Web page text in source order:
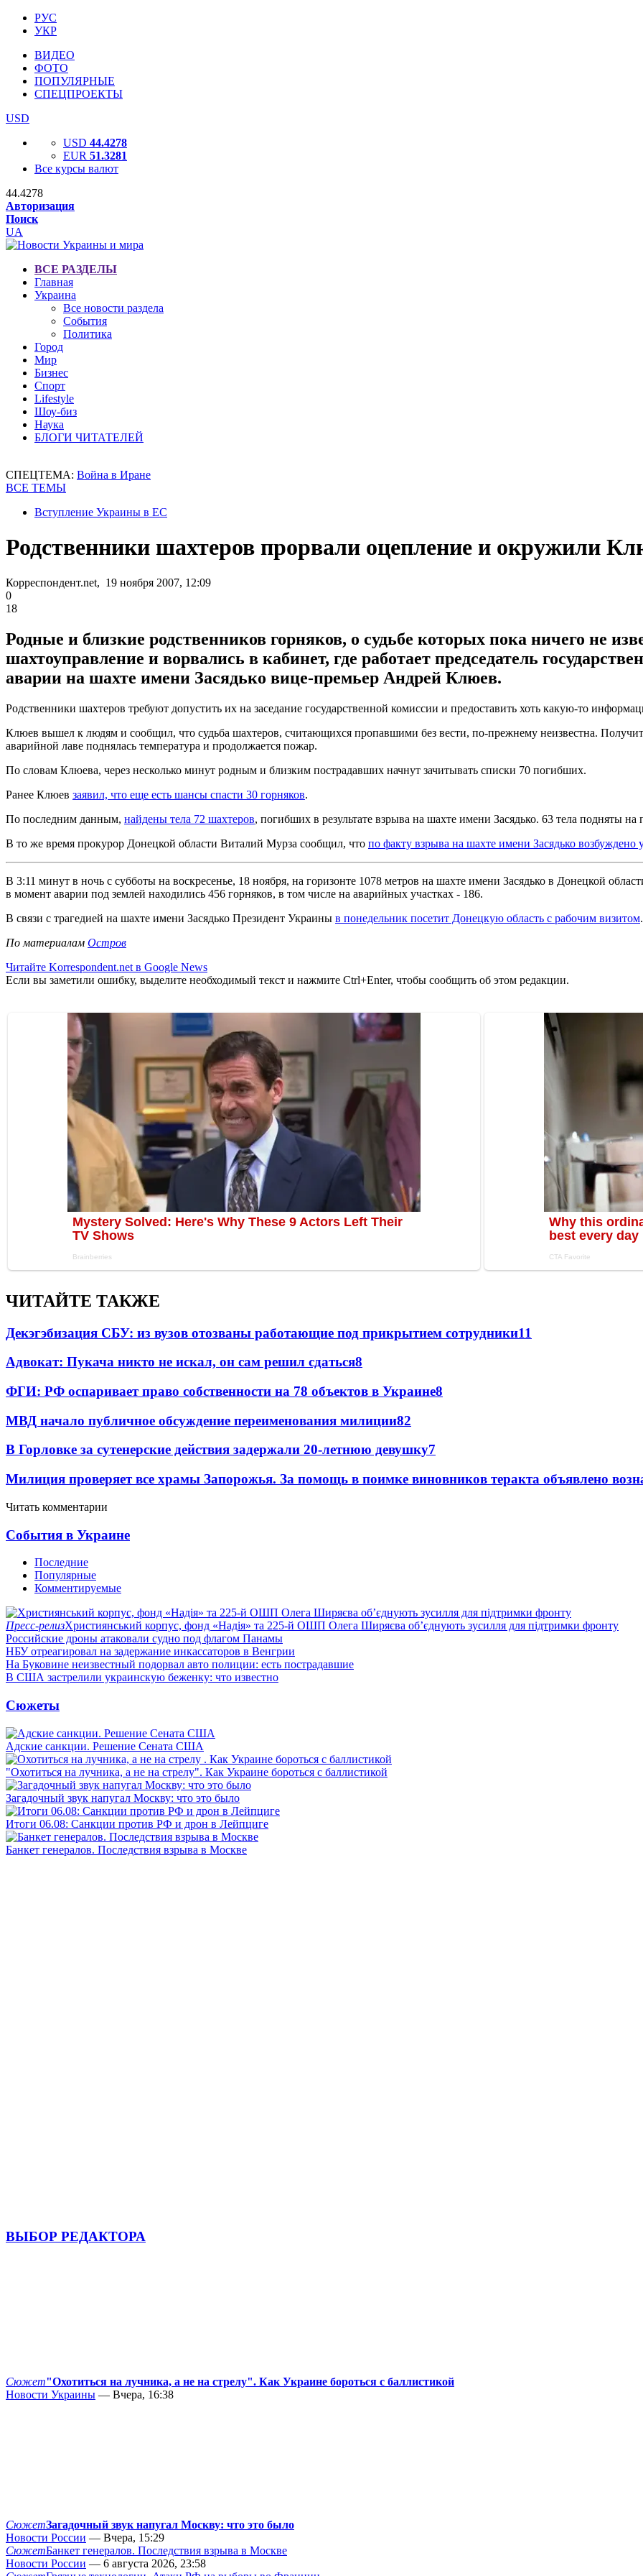
РУС
УКР
ВИДЕО
ФОТО
ПОПУЛЯРНЫЕ
СПЕЦПРОЕКТЫ
USD
USD 44.4278
EUR 51.3281
Все курсы валют
44.4278
Авторизация
Поиск
UA
ВСЕ РАЗДЕЛЫ
Главная
Украина
Все новости раздела
События
Политика
Город
Мир
Бизнес
Спорт
Lifestyle
Шоу-биз
Наука
БЛОГИ ЧИТАТЕЛЕЙ
СПЕЦТЕМА: Война в Иране
ВСЕ ТЕМЫ
Вступление Украины в ЕС
Родственники шахтеров прорвали оцепление и окружили
Корреспондент.net, 19 ноября 2007, 12:09
0
18
Родные и близкие родственников горняков, о судьбе которых пока ничего не
шахтоуправление и ворвались в кабинет, где работает председатель
аварии на шахте имени Засядько вице-премьер Андрей Клюев.
Родственники шахтеров требуют допустить их на заседание государственной комиссии и предоставить хоть какую-то
Клюев вышел к людям и сообщил, что судьба шахтеров, считающихся пропавшими без вести, по-прежнему неизвестна.
аварийной лаве поднялась температура и продолжается пожар.
По словам Клюева, через несколько минут родным и близким пострадавших начнут зачитывать списки 70 погибших.
Ранее Клюев заявил, что еще есть шансы спасти 30 горняков.
По последним данным, найдены тела 72 шахтеров, погибших в результате взрыва на шахте имени Засядько. 63 тела подняты на
В то же время прокурор Донецкой области Виталий Мурза сообщил, что по факту взрыва на шахте имени Засядько возбуждено
В 3:11 минут в ночь с субботы на воскресенье, 18 ноября, на горизонте 1078 метров на шахте имени Засядько в Донецкой
в момент аварии под землей находились 456 горняков, в том числе на аварийных участках - 186.
В связи с трагедией на шахте имени Засядько Президент Украины в понедельник посетит Донецкую область с рабочим визитом.
По материалам Остров
Читайте Korrespondent.net в Google News
Если вы заметили ошибку, выделите необходимый текст и нажмите Ctrl+Enter, чтобы сообщить об этом редакции.
ЧИТАЙТЕ ТАКЖЕ
Декэгэбизация СБУ: из вузов отозваны работающие под прикрытием сотрудники11
Адвокат: Пукача никто не искал, он сам решил сдаться8
ФГИ: РФ оспаривает право собственности на 78 объектов в Украине8
МВД начало публичное обсуждение переименования милиции82
В Горловке за сутенерские действия задержали 20-летнюю девушку7
Милиция проверяет все храмы Запорожья. За помощь в поимке виновников теракта объявлено
Читать комментарии
События в Украине
Последние
Популярные
Комментируемые
Пресс-релизХристиянський корпус, фонд «Надія» та 225-й ОШП Олега Ширяєва об’єднують зусилля для підтримки фронту
Российские дроны атаковали судно под флагом Панамы
НБУ отреагировал на задержание инкассаторов в Венгрии
На Буковине неизвестный подорвал авто полиции: есть пострадавшие
В США застрелили украинскую беженку: что известно
Сюжеты
Адские санкции. Решение Сената США
"Охотиться на лучника, а не на стрелу". Как Украине бороться с баллистикой
Загадочный звук напугал Москву: что это было
Итоги 06.08: Санкции против РФ и дрон в Лейпциге
Банкет генералов. Последствия взрыва в Москве
ВЫБОР РЕДАКТОРА
Сюжет"Охотиться на лучника, а не на стрелу". Как Украине бороться с баллистикой
Новости Украины — Вчера, 16:38
СюжетЗагадочный звук напугал Москву: что это было
Новости России — Вчера, 15:29
СюжетБанкет генералов. Последствия взрыва в Москве
Новости России — 6 августа 2026, 23:58